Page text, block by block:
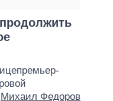
Михаил Федоров